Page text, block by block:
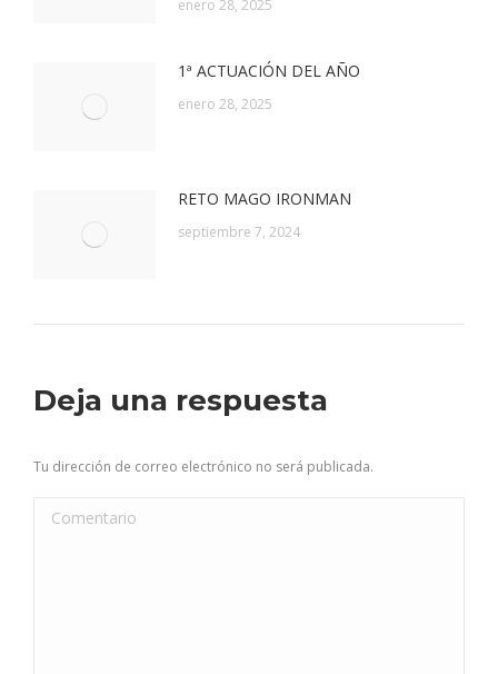
enero 28, 2025
1ª ACTUACIÓN DEL AÑO
enero 28, 2025
RETO MAGO IRONMAN
septiembre 7, 2024
Deja una respuesta
Tu dirección de correo electrónico no será publicada.
Comentario